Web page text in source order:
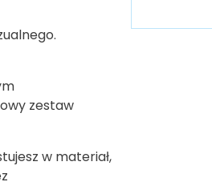
zestaw
w materiał,